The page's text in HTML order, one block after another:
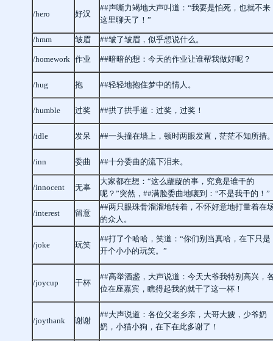
/hero 好汉
##声嘶力竭地大声叫道：“我要是怕死，也就不来
这里聊天了！”
/hmm 皱眉 ##皱了皱眉，似乎想说什么。
/homework 作业 ##暗暗的想：今天的作业让谁帮我做好呢？
/hug 抱 ##轻轻地抱住梦中的情人。
/humble 过奖 ##拱了拱手道：过奖，过奖！
/idle 发呆 ##一头撞在墙上，顿时两眼发直，茫茫不知所措
/inn 委曲 ##十分委曲的流下泪来。
/innocent 无辜
大家都在想：“这么龌龊的事，究竟是谁干的
呢？”突然，##满脸委曲地嚷到：“不是我干的！”
/interest 留意
##两只眼珠骨溜溜地转着，不怀好意地打量着在
的众人。
/joke 玩笑
##打了个哈哈，笑道：“你们别当真哈，在下只是
开个小小的玩笑。”
/joycup 干杯
##高举酒盏，大声说道：今天大爷我特别高兴，
位在座嘉宾，瞧得起我的就干了这一杯！
/joythank 谢谢
##大声说道：各位父老乡亲，大哥大嫂，少爷奶
奶，小猫小狗，在下在此多谢了！